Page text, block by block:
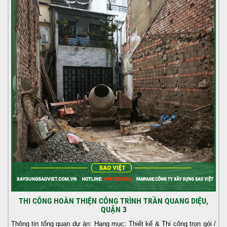
THI CÔNG HOÀN THIỆN CÔNG TRÌNH TRẦN QUANG DIỆU,
QUẬN 3
Thông tin tổng quan dự án: Hạng mục: Thiết kế & Thi công trọn gói /